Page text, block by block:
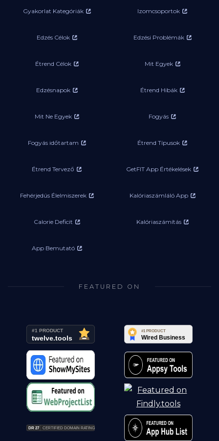
Gyakorlat Kategóriák Izomcsoportok
Edzés Célok Edzési Problémák
Étrend Célok Mit Egyek
Edzésnapok Étrend Hibák
Mit Ne Egyek Fogyás
Fogyás időtartam Étrend Típusok
Étrend Tervező GetFIT App Értékelések
Fehérjedús Élelmiszerek Kalóriaszámláló App
Calorie Deficit Kalóriaszámítás
App Bemutató
FEATURED ON